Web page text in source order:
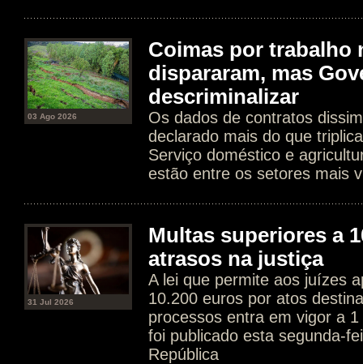
03 Ago 2026
Coimas por trabalho
dispararam, mas
descriminalizar
Os dados de contratos
declarado mais do que
Serviço doméstico e
estão entre os setores mais
31 Jul 2026
Multas superiores a
atrasos na justiça
A lei que permite aos juízes
10.200 euros por atos
processos entra em vigor a
foi publicado esta segunda-
República